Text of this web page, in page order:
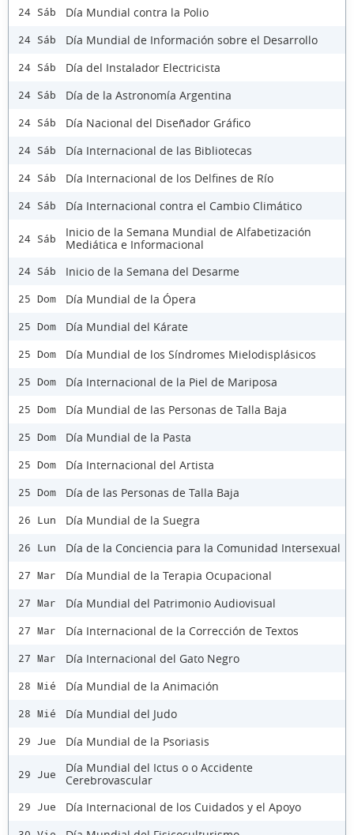
24 Sáb Día Mundial contra la Polio
24 Sáb Día Mundial de Información sobre el Desarrollo
24 Sáb Día del Instalador Electricista
24 Sáb Día de la Astronomía Argentina
24 Sáb Día Nacional del Diseñador Gráfico
24 Sáb Día Internacional de las Bibliotecas
24 Sáb Día Internacional de los Delfines de Río
24 Sáb Día Internacional contra el Cambio Climático
24 Sáb
Inicio de la Semana Mundial de Alfabetización
Mediática e Informacional
24 Sáb Inicio de la Semana del Desarme
25 Dom Día Mundial de la Ópera
25 Dom Día Mundial del Kárate
25 Dom Día Mundial de los Síndromes Mielodisplásicos
25 Dom Día Internacional de la Piel de Mariposa
25 Dom Día Mundial de las Personas de Talla Baja
25 Dom Día Mundial de la Pasta
25 Dom Día Internacional del Artista
25 Dom Día de las Personas de Talla Baja
26 Lun Día Mundial de la Suegra
26 Lun Día de la Conciencia para la Comunidad Intersexual
27 Mar Día Mundial de la Terapia Ocupacional
27 Mar Día Mundial del Patrimonio Audiovisual
27 Mar Día Internacional de la Corrección de Textos
27 Mar Día Internacional del Gato Negro
28 Mié Día Mundial de la Animación
28 Mié Día Mundial del Judo
29 Jue Día Mundial de la Psoriasis
29 Jue
Día Mundial del Ictus o o Accidente
Cerebrovascular
29 Jue Día Internacional de los Cuidados y el Apoyo